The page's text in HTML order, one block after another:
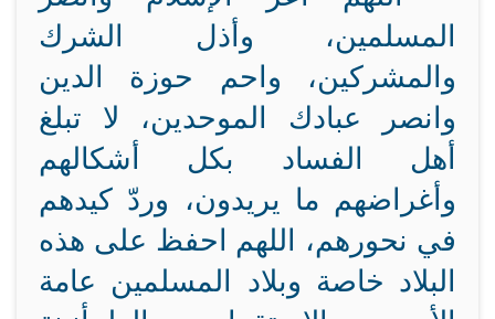
المسلمين، وأذل الشرك
والمشركين، واحم حوزة الدين
وانصر عبادك الموحدين، لا تبلغ
أهل الفساد بكل أشكالهم
وأغراضهم ما يريدون، وردّ كيدهم
في نحورهم، اللهم احفظ على هذه
البلاد خاصة وبلاد المسلمين عامة